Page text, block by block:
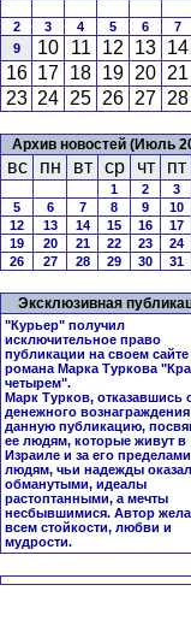
2
3 4 5 6 7
9
10 11 12 13 14
16 17 18 19 20 21
23 24 25 26 27 28
Архив новостей (Июль
вс пн вт ср чт пт
1 2 3
5
6 7 8 9 10
12
13 14 15 16 17
19
20 21 22 23 24
26
27 28 29 30 31
Эксклюзивная
"Курьер" получил
исключительное право
публикации на своем сайте
романа Марка Туркова "
четырем".
Марк Турков, отказавшись
денежного вознаграждения
данную публикацию,
ее людям, которые живут в
Израиле и за его
людям, чьи надежды
обманутыми, идеалы
растоптанными, а мечты
несбывшимися. Автор
всем стойкости, любви и
мудрости.